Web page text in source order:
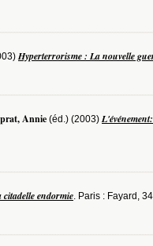
Hyperterrorisme : La nouvelle
Annie (éd.) (2003)
citadelle endormie. Paris : Fayard,